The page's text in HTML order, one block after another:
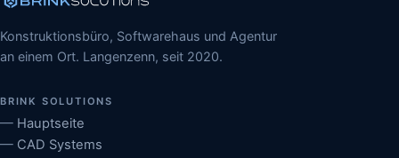
Konstruktionsbüro, Softwarehaus und Agentur
an einem Ort. Langenzenn, seit 2020.
BRINK SOLUTIONS
Hauptseite
CAD Systems